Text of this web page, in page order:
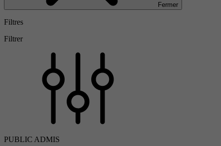
Fermer
Filtres
Filtrer
PUBLIC ADMIS